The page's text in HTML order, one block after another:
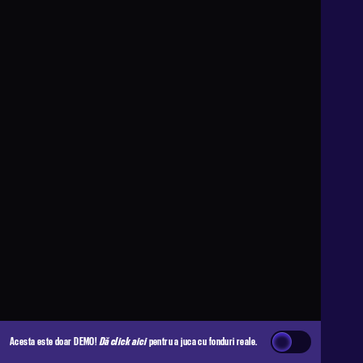
Acesta este doar DEMO!Dă click aicipentru a juca cu fonduri reale.